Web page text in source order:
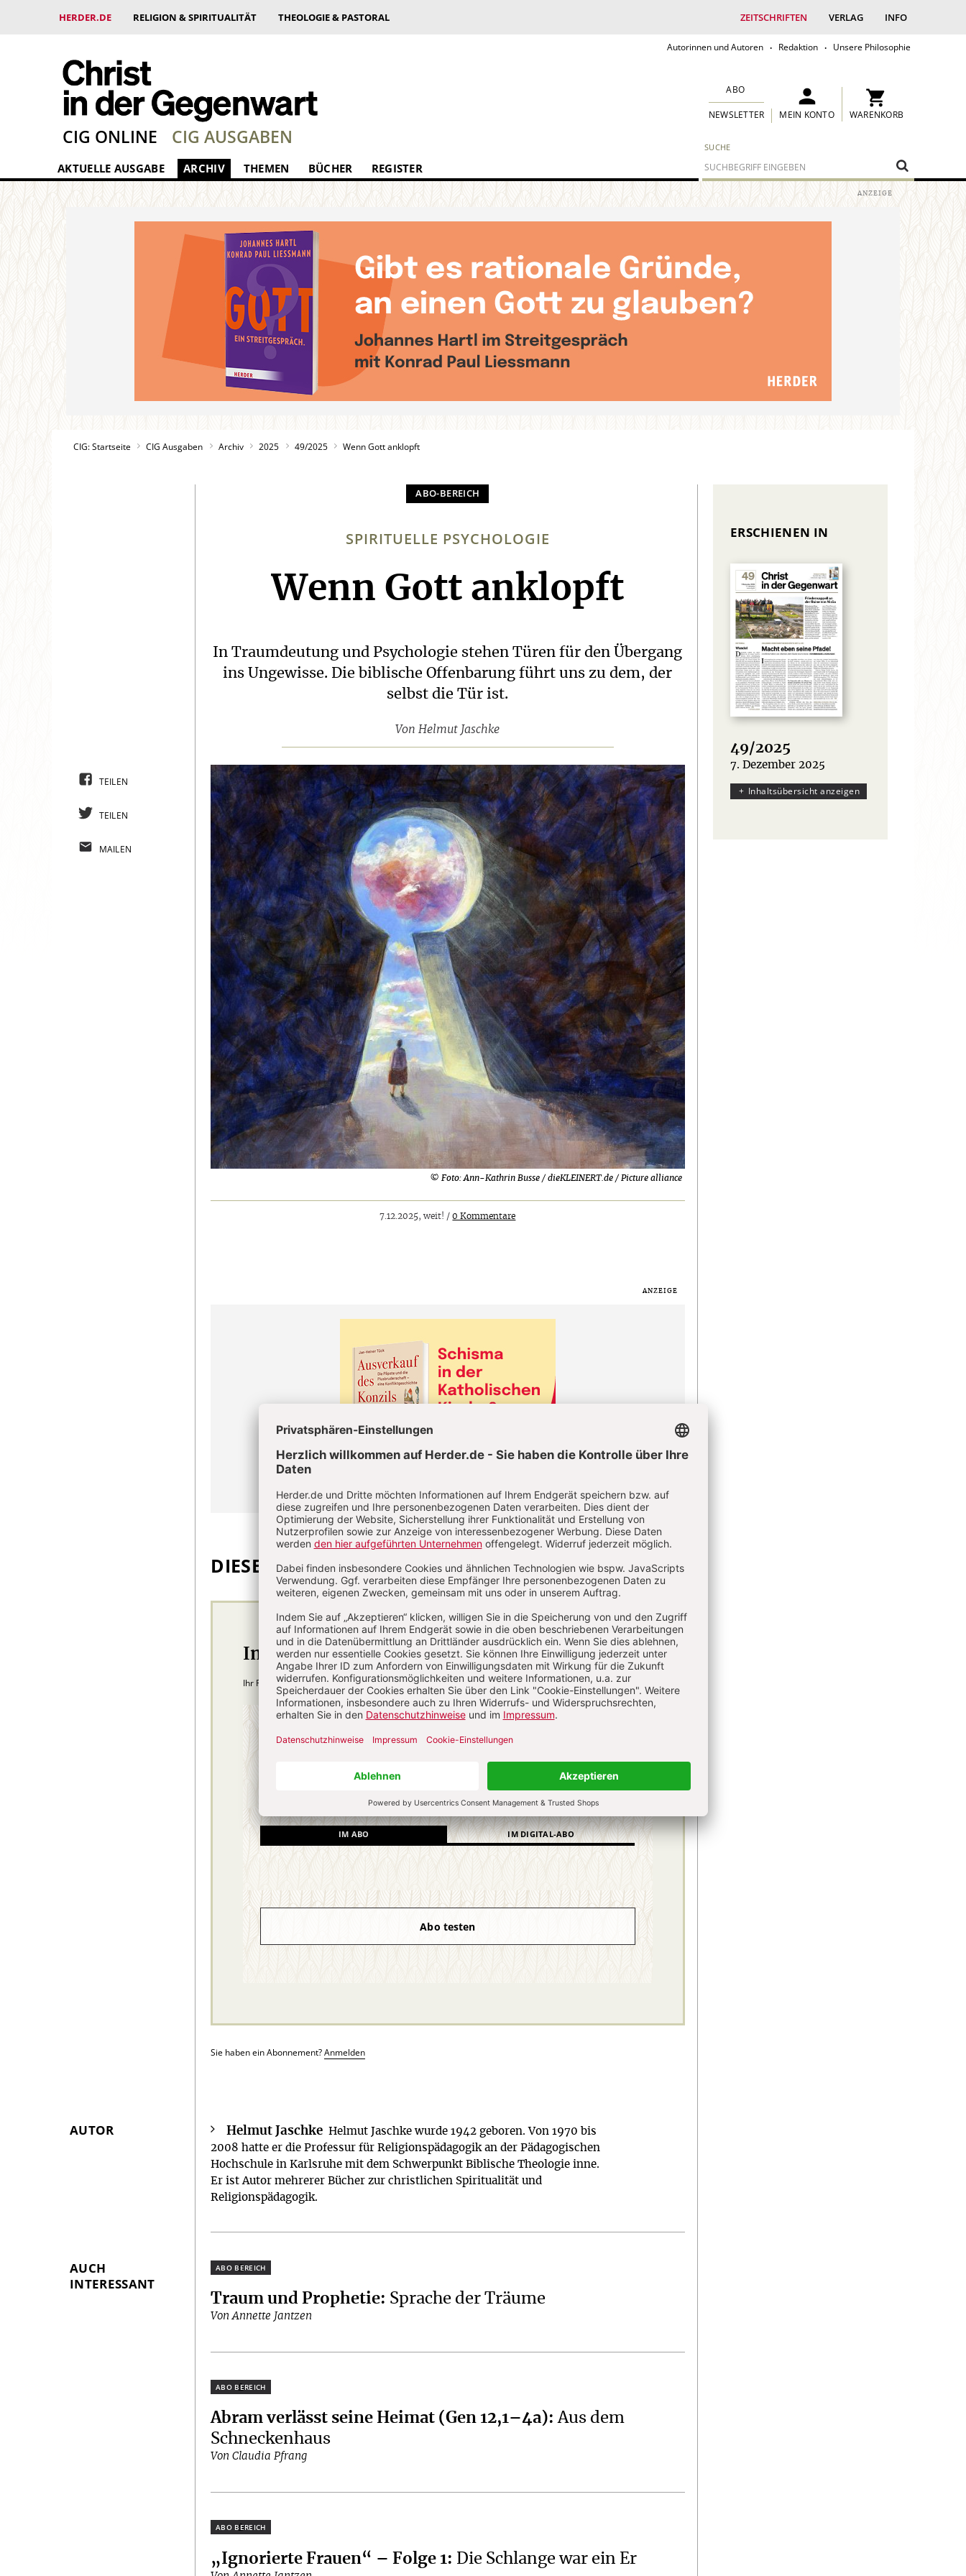
HERDER.DE RELIGION & SPIRITUALITÄT THEOLOGIE & PASTORAL ZEITSCHRIFTEN VERLAG INFO
Autorinnen und Autoren Redaktion Unsere Philosophie
SUCHE
ABO
NEWSLETTER MEIN KONTO WARENKORB
CIG ONLINE CIG AUSGABEN
AKTUELLE AUSGABE ARCHIV THEMEN BÜCHER REGISTER
CIG: Startseite CIG Ausgaben Archiv 2025 49/2025 Wenn Gott anklopft
SPIRITUELLE PSYCHOLOGIE
:
Wenn Gott anklopft
In Traumdeutung und Psychologie stehen Türen für den Übergang
ins Ungewisse. Die biblische Offenbarung führt uns zu dem, der
selbst die Tür ist.
Von Helmut Jaschke
© Foto: Ann-Kathrin Busse / dieKLEINERT.de / Picture alliance
7.12.2025, weit! /0 Kommentare
DIESEN ARTIKEL JETZT LESEN!
Im Abo
Ihr Plus: Zugriff auch auf alle anderen Artikel im Abo-Bereich
4 Hefte + 4 Hefte digital 0,00 €
75,40 € für 26 Ausgaben pro Halbjahr + Digitalzugang
IM ABO IM DIGITAL-ABO
Abo testen
Sie haben ein Abonnement?Anmelden
TEILEN
TEILEN
MAILEN
Überschrift
AUTOR Helmut Jaschke Helmut Jaschke wurde 1942 geboren. Von 1970 bis
2008 hatte er die Professur für Religionspädagogik an der Pädagogischen
Hochschule in Karlsruhe mit dem Schwerpunkt Biblische Theologie inne.
Er ist Autor mehrerer Bücher zur christlichen Spiritualität und
Religionspädagogik.
AUCH
INTERESSANT
Plus
Traum und Prophetie: Sprache der Träume
Von Annette Jantzen
Plus
Abram verlässt seine Heimat (Gen 12,1–4a):Aus dem
Schneckenhaus
Von Claudia Pfrang
Plus
„Ignorierte Frauen“ – Folge 1: Die Schlange war ein Er
ERSCHIENEN IN
49/2025
:
7. Dezember 2025
Inhaltsübersicht anzeigen